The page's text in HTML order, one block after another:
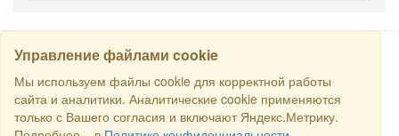
Управление файлами cookie
Мы используем файлы cookie для корректной работы
сайта и аналитики. Аналитические cookie применяются
только с Вашего согласия и включают Яндекс.Метрику.
CARI
Semua hak dilindungi undang-undang © 2016 Торговый Дом